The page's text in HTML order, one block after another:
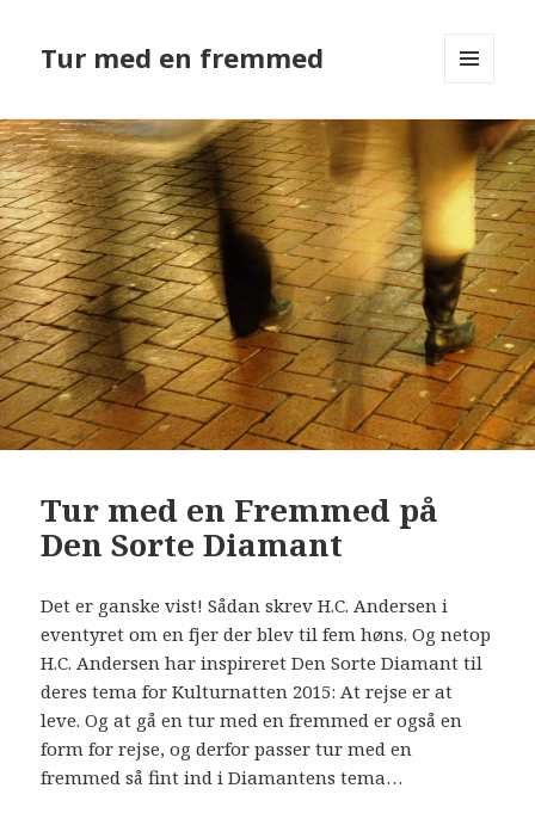
Tur med en fremmed
WIDGETS
Tur med en Fremmed på
Den Sorte Diamant
Det er ganske vist! Sådan skrev H.C. Andersen i
eventyret om en fjer der blev til fem høns. Og netop
H.C. Andersen har inspireret Den Sorte Diamant til
deres tema for Kulturnatten 2015: At rejse er at
leve. Og at gå en tur med en fremmed er også en
form for rejse, og derfor passer tur med en
fremmed så fint ind i Diamantens tema…